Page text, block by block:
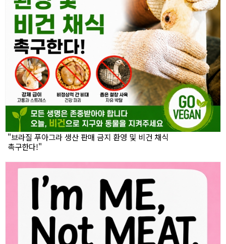
"브라질 푸아그라 생산 판매 금지 환영 및 비건 채식
촉구한다!"